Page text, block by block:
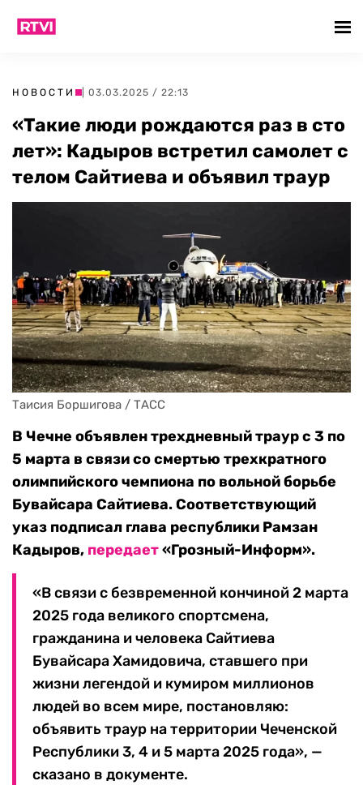
НОВОСТИ | 03.03.2025 / 22:13
«Такие люди рождаются раз в сто
лет»: Кадыров встретил самолет с
телом Сайтиева и объявил траур
Таисия Боршигова / ТАСС
В Чечне объявлен трехдневный траур с 3 по
5 марта в связи со смертью трехкратного
олимпийского чемпиона по вольной борьбе
Бувайсара Сайтиева. Соответствующий
указ подписал глава республики Рамзан
Кадыров, передает«Грозный-Информ».
«В связи с безвременной кончиной 2 марта
2025 года великого спортсмена,
гражданина и человека Сайтиева
Бувайсара Хамидовича, ставшего при
жизни легендой и кумиром миллионов
людей во всем мире, постановляю:
объявить траур на территории Чеченской
Республики 3, 4 и 5 марта 2025 года», —
сказано в документе.